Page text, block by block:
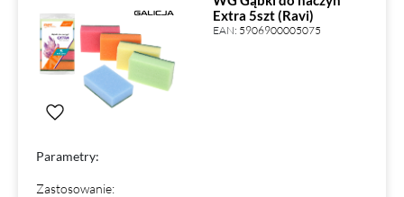
Extra 5szt (Ravi)
EAN: 5906900005075
Parametry:
Zastosowanie: